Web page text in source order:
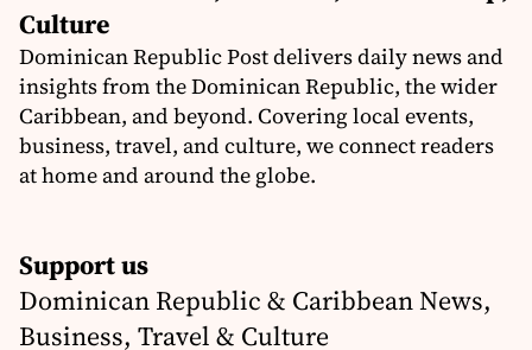
Culture
Dominican Republic Post delivers daily news and
insights from the Dominican Republic, the wider
Caribbean, and beyond. Covering local events,
business, travel, and culture, we connect readers
at home and around the globe.
Support us
Dominican Republic & Caribbean News,
Business, Travel & Culture